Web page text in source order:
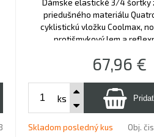
Dámske elastické 3/4 šortky
priedušného materiálu
cyklistickú vložku Coolmax,
protišmykový lem a
67,96 €
ks
Skladom posledný kus Obj.